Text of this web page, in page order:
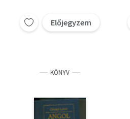
Előjegyzem
KÖNYV